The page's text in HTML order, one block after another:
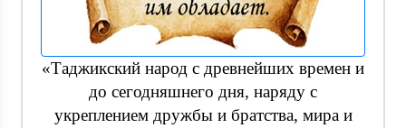
«Таджикский народ с древнейших времен и
до сегодняшнего дня, наряду с
укреплением дружбы и братства, мира и